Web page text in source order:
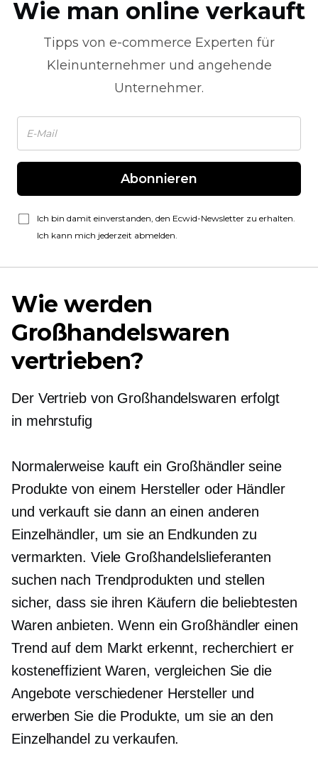
Wie man online verkauft
Tipps von e-commerce Experten für
Kleinunternehmer und angehende
Unternehmer.
Abonnieren
Ich bin damit einverstanden, den Ecwid-Newsletter zu erhalten.
Ich kann mich jederzeit abmelden.
Wie werden
Großhandelswaren
vertrieben?
Der Vertrieb von Großhandelswaren erfolgt
in mehrstufig
Normalerweise kauft ein Großhändler seine
Produkte von einem Hersteller oder Händler
und verkauft sie dann an einen anderen
Einzelhändler, um sie an Endkunden zu
vermarkten. Viele Großhandelslieferanten
suchen nach Trendprodukten und stellen
sicher, dass sie ihren Käufern die beliebtesten
Waren anbieten. Wenn ein Großhändler einen
Trend auf dem Markt erkennt, recherchiert er
kosteneffizientWaren, vergleichen Sie die
Angebote verschiedener Hersteller und
erwerben Sie die Produkte, um sie an den
Einzelhandel zu verkaufen.